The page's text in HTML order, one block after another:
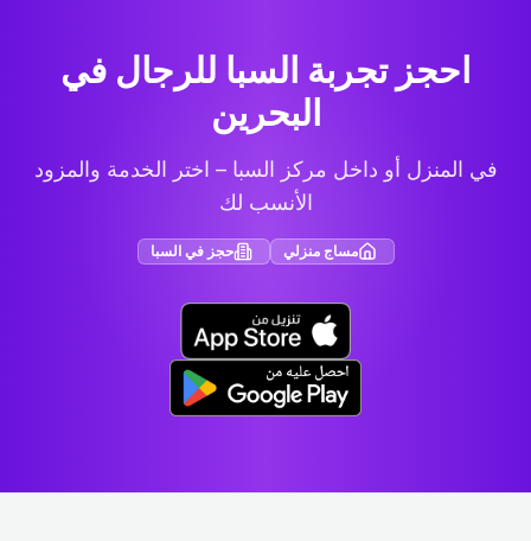
احجز تجربة السبا للرجال في
البحرين
في المنزل أو داخل مركز السبا – اختر الخدمة والمزود
الأنسب لك
مساج منزلي حجز في السبا